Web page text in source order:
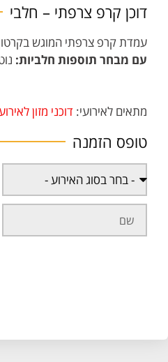
דוכן קרפ צרפתי – חלבי
עמדת קרפ צרפתי המוגש
עם מבחר תוספות חלביות:
מתאים לאירועי: דוכני מזון
טופס הזמנה